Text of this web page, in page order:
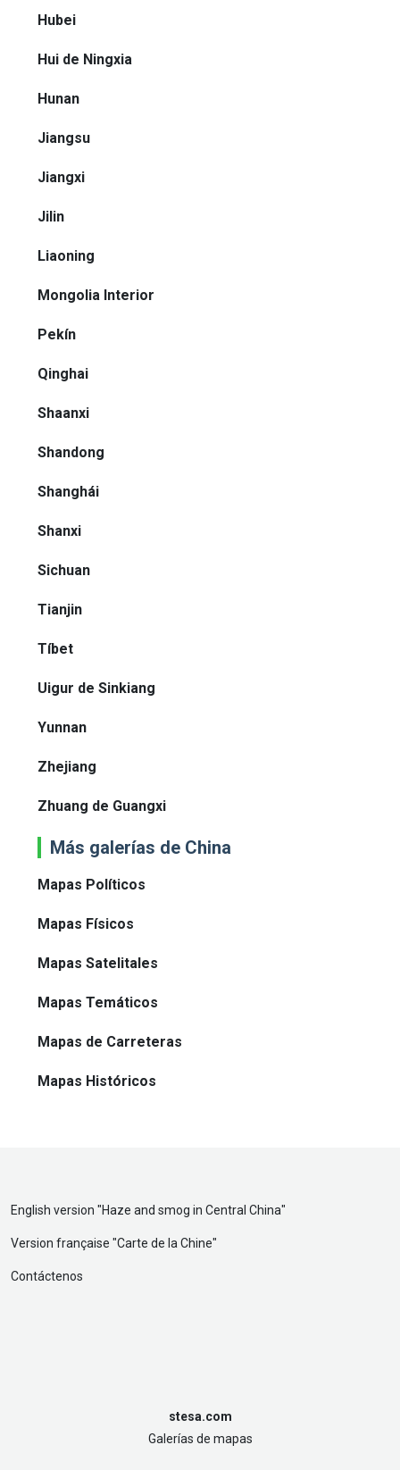
Hubei
Hui de Ningxia
Hunan
Jiangsu
Jiangxi
Jilin
Liaoning
Mongolia Interior
Pekín
Qinghai
Shaanxi
Shandong
Shanghái
Shanxi
Sichuan
Tianjin
Tíbet
Uigur de Sinkiang
Yunnan
Zhejiang
Zhuang de Guangxi
Más galerías de China
Mapas Políticos
Mapas Físicos
Mapas Satelitales
Mapas Temáticos
Mapas de Carreteras
Mapas Históricos
English version "Haze and smog in Central China"
Version française "Carte de la Chine"
Contáctenos
stesa.com
Galerías de mapas